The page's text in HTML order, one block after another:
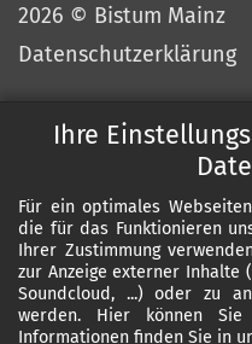
Ihre
Für ein optimales
die für das Funktionieren
Ihrer Zustimmung
zur Anzeige externer Inhalte
Soundcloud, ...) oder zu
werden. Hier können
Informationen finden Sie in
2026 © Bistum Mainz
Datenschutzerklärung